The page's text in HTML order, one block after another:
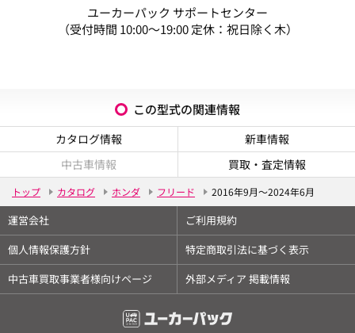
ユーカーパック サポートセンター
（受付時間 10:00～19:00 定休：祝日除く木）
この型式の関連情報
カタログ情報
新車情報
中古車情報
買取・査定情報
トップ カタログ ホンダ フリード 2016年9月～2024年6月
運営会社
ご利用規約
個人情報保護方針
特定商取引法に基づく表示
中古車買取事業者様向けページ
外部メディア 掲載情報